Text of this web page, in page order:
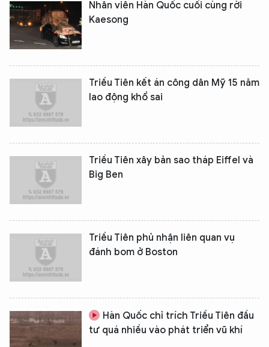
Nhân viên Hàn Quốc cuối cùng rời
Kaesong
Triều Tiên kết án công dân Mỹ 15 năm
lao động khổ sai
Triều Tiên xây bản sao tháp Eiffel và
Big Ben
Triều Tiên phủ nhận liên quan vụ
đánh bom ở Boston
Hàn Quốc chỉ trích Triều Tiên đầu
tư quá nhiều vào phát triển vũ khí